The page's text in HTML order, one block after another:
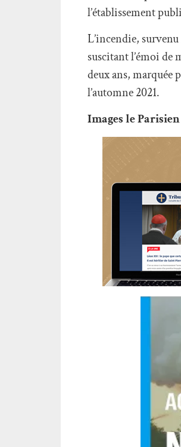
l’établissement
L’incendie,
suscitant l’émoi de
deux ans, marquée
l’automne 2021.
Images le